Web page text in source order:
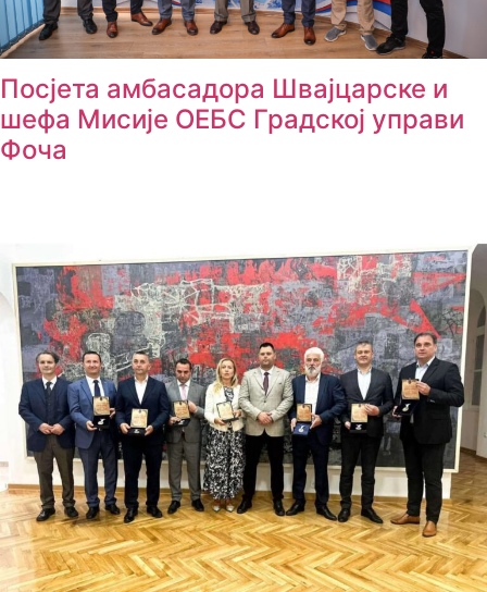
Посјета амбасадора Швајцарске и
шефа Мисије ОЕБС Градској управи
Фоча